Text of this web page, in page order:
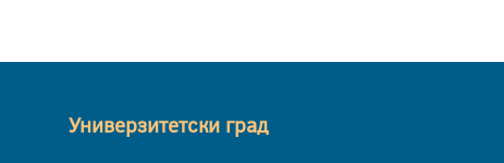
Универзитетски град